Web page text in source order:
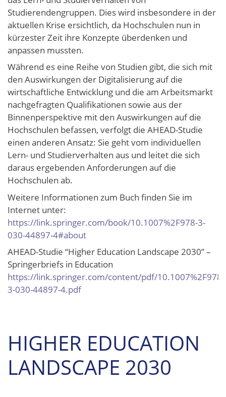
Studierendengruppen. Dies wird insbesondere in der
aktuellen Krise ersichtlich, da Hochschulen nun in
kürzester Zeit ihre Konzepte überdenken und
anpassen mussten.
Während es eine Reihe von Studien gibt, die sich mit
den Auswirkungen der Digitalisierung auf die
wirtschaftliche Entwicklung und die am Arbeitsmarkt
nachgefragten Qualifikationen sowie aus der
Binnenperspektive mit den Auswirkungen auf die
Hochschulen befassen, verfolgt die AHEAD-Studie
einen anderen Ansatz: Sie geht vom individuellen
Lern- und Studierverhalten aus und leitet die sich
daraus ergebenden Anforderungen auf die
Hochschulen ab.
Weitere Informationen zum Buch finden Sie im
Internet unter:
https://link.springer.com/book/10.1007%2F978-3-
030-44897-4#about
AHEAD-Studie “Higher Education Landscape 2030” –
Springerbriefs in Education
https://link.springer.com/content/pdf/10.1007%2F978-
3-030-44897-4.pdf
HIGHER EDUCATION
LANDSCAPE 2030